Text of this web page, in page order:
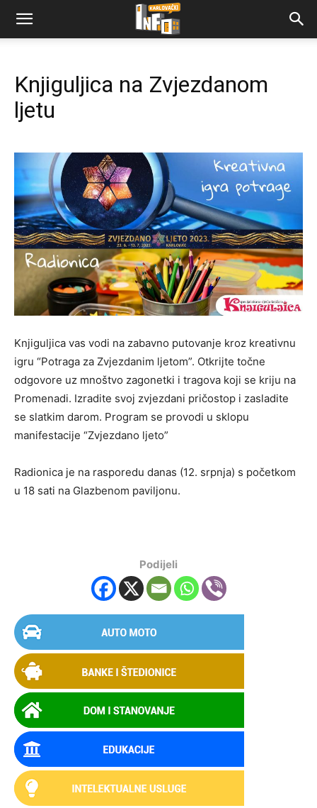
Knjiguljica na Zvjezdanom
ljetu
Knjiguljica vas vodi na zabavno putovanje kroz kreativnu
igru “Potraga za Zvjezdanim ljetom”. Otkrijte točne
odgovore uz mnoštvo zagonetki i tragova koji se kriju na
Promenadi. Izradite svoj zvjezdani pričostop i zasladite
se slatkim darom. Program se provodi u sklopu
manifestacije “Zvjezdano ljeto”
Radionica je na rasporedu danas (12. srpnja) s početkom
u 18 sati na Glazbenom paviljonu.
Podijeli